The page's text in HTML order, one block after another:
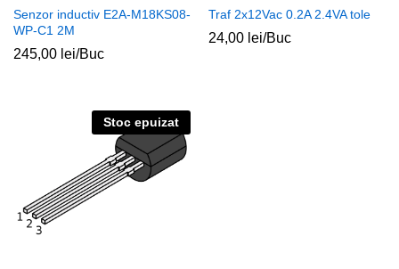
Senzor inductiv E2A-M18KS08-
WP-C1 2M
245,00 lei/Buc
Traf 2x12Vac 0.2A 2.4VA tole
24,00 lei/Buc
Stoc epuizat